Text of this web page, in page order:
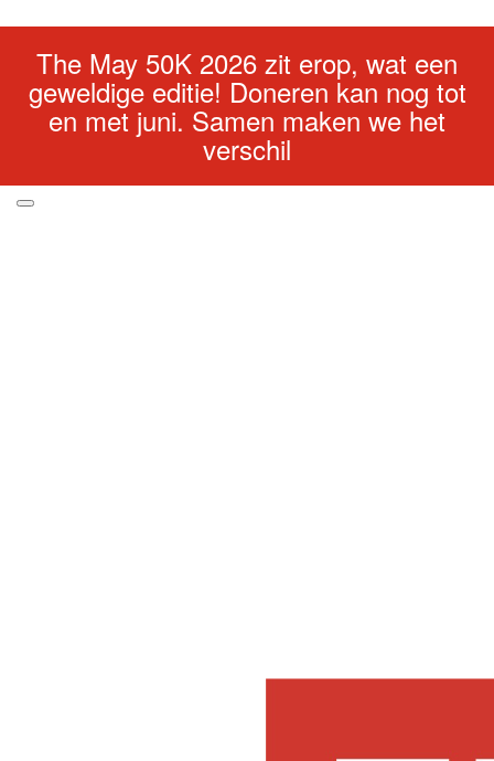
The May 50K 2026 zit erop, wat een
geweldige editie! Doneren kan nog tot
en met juni. Samen maken we het
verschil